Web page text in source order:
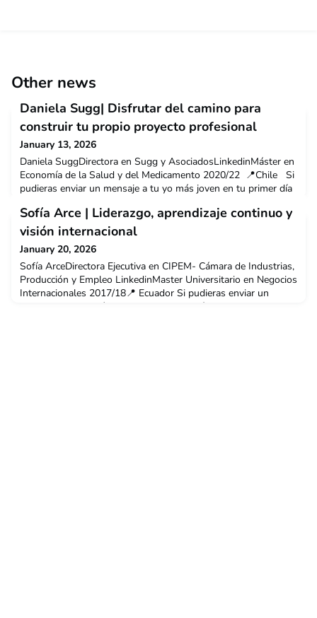
Other news
Daniela Sugg| Disfrutar del camino para
construir tu propio proyecto profesional
January 13, 2026
Daniela SuggDirectora en Sugg y AsociadosLinkedinMáster en
Economía de la Salud y del Medicamento 2020/22 📍Chile Si
pudieras enviar un mensaje a tu yo más joven en tu primer día
enviar un mensaje a mi yo más joven en el primer día en la
UPF-BSM, le aconsejaría que disfrute plenamente de la
experiencia. Es fundamental aprovechar la opo
Sofía Arce | Liderazgo, aprendizaje continuo y
visión internacional
January 20, 2026
Sofía ArceDirectora Ejecutiva en CIPEM- Cámara de Industrias,
Producción y Empleo LinkedinMaster Universitario en Negocios
Internacionales 2017/18📍 Ecuador Si pudieras enviar un
mensaje a tu yo más joven en tu primer día en la UPF-BSM,